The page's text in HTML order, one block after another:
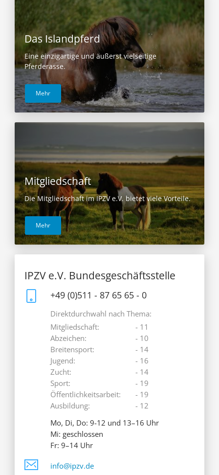
Das Islandpferd
Eine einzigartige und äußerst vielseitige
Pferderasse.
Mehr
Mitgliedschaft
Die Mitgliedschaft im IPZV e.V. bietet viele Vorteile.
Mehr
IPZV e.V. Bundesgeschäftsstelle
+49 (0)511 - 87 65 65 - 0
Direktdurchwahl nach Thema:
Mitgliedschaft:
Abzeichen:
Breitensport:
Jugend:
Zucht:
Sport:
Öffentlichkeitsarbeit:
Ausbildung:
- 11
- 10
- 14
- 16
- 14
- 19
- 19
- 12
Mo, Di, Do: 9-12 und 13–16 Uhr
Mi: geschlossen
Fr: 9–14 Uhr
info@ipzv.de